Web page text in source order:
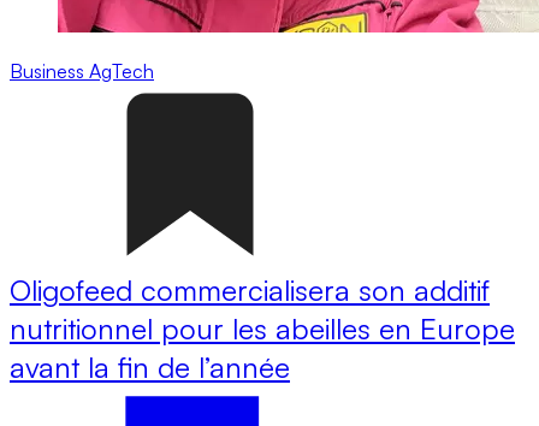
Business AgTech
Oligofeed commercialisera son additif
nutritionnel pour les abeilles en Europe
avant la fin de l’année